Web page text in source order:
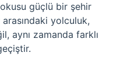
güçlü bir şehir
yolculuk,
aynı zamanda farklı